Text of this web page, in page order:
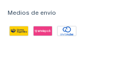
Medios de envío